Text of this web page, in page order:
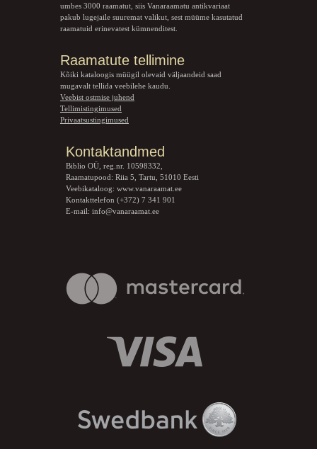
umbes 3000 raamatut, siis Vanaraamatu antikvariaat
pakub lugejaile suuremat valikut, sest müüme kasutatud
raamatuid erinevatest kümnenditest.
Raamatute tellimine
Kõiki kataloogis müügil olevaid väljaandeid saad
mugavalt tellida veebilehe kaudu.
Veebist ostmise juhend
Tellimistingimused
Privaatsustingimused
Kontaktandmed
Biblio OÜ, reg.nr. 10598332,
Raamatupood: Riia 5, Tartu, 51010 Eesti
Veebikataloog: www.vanaraamat.ee
Kontakttelefon (+372) 7 341 901
E-mail: info@vanaraamat.ee